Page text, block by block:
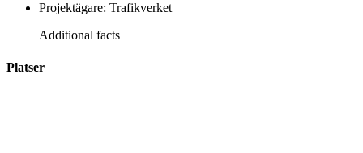
Projektägare: Trafikverket
Additional facts
Platser